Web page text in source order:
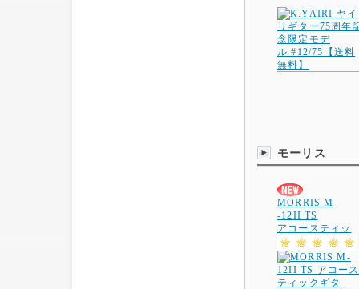
モーリス
MORRIS M
-12II TS
アコースティッ